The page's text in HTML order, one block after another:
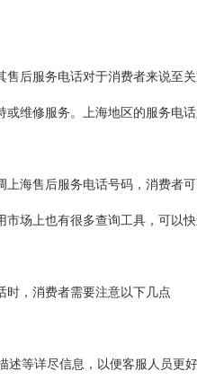
后服务电话对于消费者来说至
维修服务。上海地区的服务电
海售后服务电话号码，消费者
场上也有很多查询工具，可以
，消费者需要注意以下几点
等详尽信息，以便客服人员更